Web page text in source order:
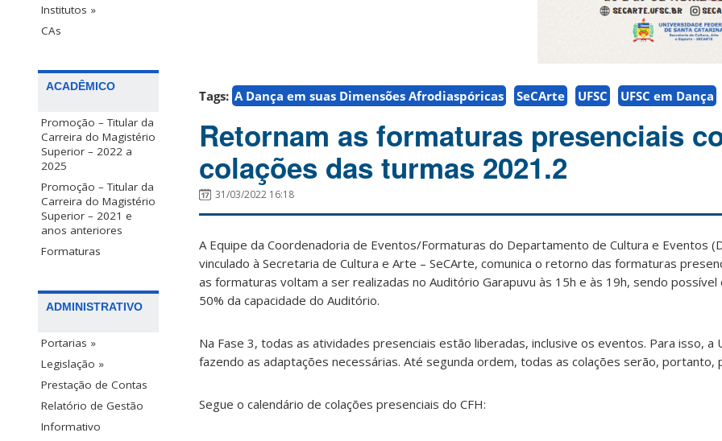
Institutos »
CAs
ACADÊMICO
Promoção – Titular da
Carreira do Magistério
Superior – 2022 a
2025
Promoção – Titular da
Carreira do Magistério
Superior – 2021 e
anos anteriores
Formaturas
ADMINISTRATIVO
Portarias »
Legislação »
Prestação de Contas
Relatório de Gestão
Informativo
Tags: A Dança em suas Dimensões Afrodiaspóricas SeCArte UFSC UFSC em Dança
Retornam as formaturas presenciais
colações das turmas 2021.2
31/03/2022 16:18
A Equipe da Coordenadoria de Eventos/Formaturas do Departamento de Cultura e Eventos
vinculado à Secretaria de Cultura e Arte – SeCArte, comunica o retorno das formaturas
as formaturas voltam a ser realizadas no Auditório Garapuvu às 15h e às 19h, sendo
50% da capacidade do Auditório.
Na Fase 3, todas as atividades presenciais estão liberadas, inclusive os eventos. Para isso, a
fazendo as adaptações necessárias. Até segunda ordem, todas as colações serão, portanto,
Segue o calendário de colações presenciais do CFH: